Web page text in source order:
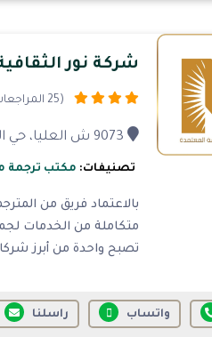
شركة نور
(25 المراجعات)
9073 ش العليا، حي العليا، الرياض
تصنيفات: مكتب ترجمة
بالاعتماد فريق من
متكاملة من الخدمات
تصبح واحدة من أبرز
واتساب راسلنا